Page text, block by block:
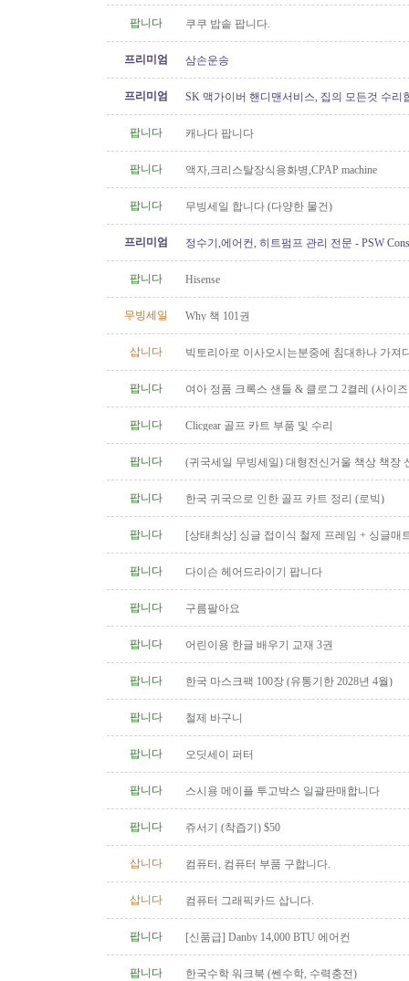
팝니다 쿠쿠 밥솥 팝니다.
프리미엄 삼손운송
프리미엄 SK 맥가이버 핸디맨서비스, 집의 모든것 수리
팝니다 캐나다 팝니다
팝니다 액자,크리스탈장식용화병,CPAP machine
팝니다 무빙세일 합니다 (다양한 물건)
프리미엄 정수기,에어컨, 히트펌프 관리 전문 - PSW
팝니다 Hisense
무빙세일 Why 책 101권
삽니다
빅토리아로 이사오시는분중에 침대하나 가져
팝니다
여아 정품 크록스 샌들 & 클로그 2켤레 (사이즈
팝니다 Clicgear 골프 카트 부품 및 수리
팝니다 (귀국세일 무빙세일) 대형전신거울 책상 책장
팝니다 한국 귀국으로 인한 골프 카트 정리 (로빅)
팝니다
[상태최상] 싱글 접이식 철제 프레임 + 싱글매
팝니다
다이슨 헤어드라이기 팝니다
팝니다 구름팔아요
팝니다 어린이용 한글 배우기 교재 3권
팝니다 한국 마스크팩 100장 (유통기한 2028년 4월)
팝니다 철제 바구니
팝니다 오딧세이 퍼터
팝니다 스시용 메이플 투고박스 일괄판매합니다
팝니다 쥬서기 (착즙기) $50
삽니다 컴퓨터, 컴퓨터 부품 구합니다.
삽니다 컴퓨터 그래픽카드 삽니다.
팝니다 [신품급] Danby 14,000 BTU 에어컨
팝니다 한국수학 워크북 (쎈수학, 수력충전)